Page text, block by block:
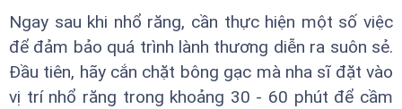
Ngay sau khi nhổ răng, cần thực hiện một số việc
để đảm bảo quá trình lành thương diễn ra suôn sẻ.
Đầu tiên, hãy cắn chặt bông gạc mà nha sĩ đặt vào
vị trí nhổ răng trong khoảng 30 - 60 phút để cầm